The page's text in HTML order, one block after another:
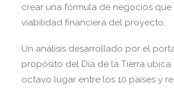
crear una fórmula de negocios
viabilidad financiera del proyecto.
Un análisis desarrollado por el
propósito del Día de la Tierra ubica
octavo lugar entre los 10 países y